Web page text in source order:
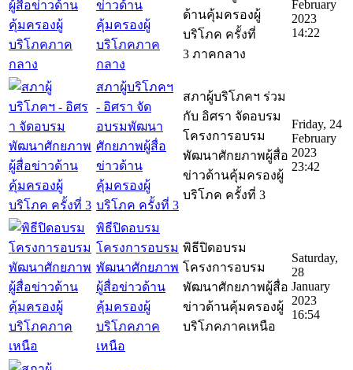
ข่าวด้าน
คุ้มครองผู้
บริโภคภาค
กลาง
ด้านคุ้มครองผู้
บริโภค ครั้งที่
3 ภาคกลาง
February
2023
14:22
สภาผู้บริโภคฯ
- อิศรา จัด
อบรมพัฒนา
ศักยภาพผู้สื่อ
ข่าวด้าน
คุ้มครองผู้
บริโภค ครั้งที่ 3
สภาผู้บริโภคฯ ร่วม
กับ อิศรา จัดอบรม
โครงการอบรม
พัฒนาศักยภาพผู้สื่อ
ข่าวด้านคุ้มครองผู้
บริโภค ครั้งที่ 3
Friday, 24
February
2023
23:42
พิธีปิดอบรม
โครงการอบรม
พัฒนาศักยภาพ
ผู้สื่อข่าวด้าน
คุ้มครองผู้
บริโภคภาค
เหนือ
พิธีปิดอบรม
โครงการอบรม
พัฒนาศักยภาพผู้สื่อ
ข่าวด้านคุ้มครองผู้
บริโภคภาคเหนือ
Saturday,
28
January
2023
16:54